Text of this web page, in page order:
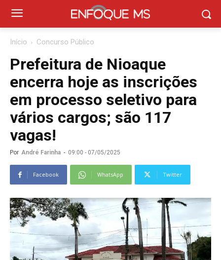
Início Concurso Público
Prefeitura de Nioaque
encerra hoje as inscrições
em processo seletivo para
vários cargos; são 117
vagas!
Por André Farinha - 09:00 - 07/05/2025
Facebook WhatsApp Twitter